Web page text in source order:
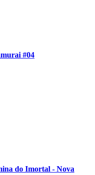
#04
do Imortal - Nova